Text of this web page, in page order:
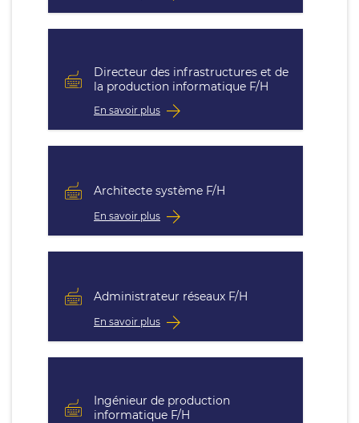
Directeur des infrastructures et de
la production informatique F/H
En savoir plus
Architecte système F/H
En savoir plus
Administrateur réseaux F/H
En savoir plus
Ingénieur de production
informatique F/H